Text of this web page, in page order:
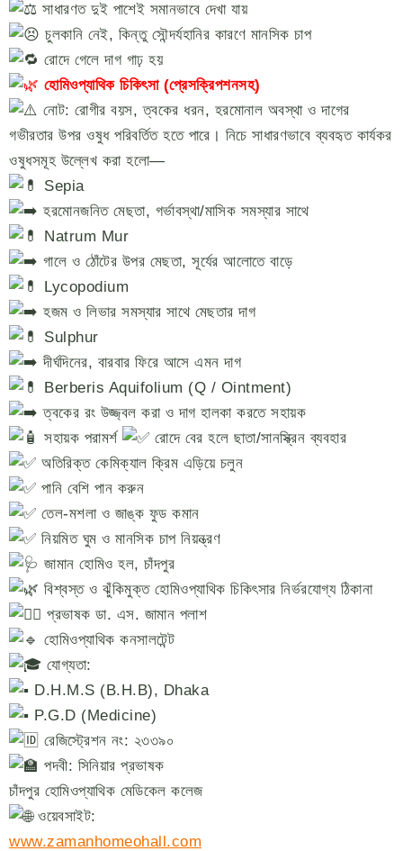
সাধারণত দুই পাশেই সমানভাবে দেখা যায়
চুলকানি নেই, কিন্তু সৌন্দর্যহানির কারণে মানসিক চাপ
রোদে গেলে দাগ গাঢ় হয়
হোমিওপ্যাথিক চিকিৎসা (প্রেসক্রিপশনসহ)
নোট: রোগীর বয়স, ত্বকের ধরন, হরমোনাল অবস্থা ও দাগের
গভীরতার উপর ওষুধ পরিবর্তিত হতে পারে। নিচে সাধারণভাবে ব্যবহৃত কার্যকর
ওষুধসমূহ উল্লেখ করা হলো—
Sepia
হরমোনজনিত মেছতা, গর্ভাবস্থা/মাসিক সমস্যার সাথে
Natrum Mur
গালে ও ঠোঁটের উপর মেছতা, সূর্যের আলোতে বাড়ে
Lycopodium
হজম ও লিভার সমস্যার সাথে মেছতার দাগ
Sulphur
দীর্ঘদিনের, বারবার ফিরে আসে এমন দাগ
Berberis Aquifolium (Q / Ointment)
ত্বকের রং উজ্জ্বল করা ও দাগ হালকা করতে সহায়ক
সহায়ক পরামর্শ
রোদে বের হলে ছাতা/সানস্ক্রিন ব্যবহার
অতিরিক্ত কেমিক্যাল ক্রিম এড়িয়ে চলুন
পানি বেশি পান করুন
তেল-মশলা ও জাঙ্ক ফুড কমান
নিয়মিত ঘুম ও মানসিক চাপ নিয়ন্ত্রণ
জামান হোমিও হল, চাঁদপুর
বিশ্বস্ত ও ঝুঁকিমুক্ত হোমিওপ্যাথিক চিকিৎসার নির্ভরযোগ্য ঠিকানা
প্রভাষক ডা. এস. জামান পলাশ
হোমিওপ্যাথিক কনসালটেন্ট
যোগ্যতা:
D.H.M.S (B.H.B), Dhaka
P.G.D (Medicine)
রেজিস্ট্রেশন নং: ২৩৩৯০
পদবী: সিনিয়ার প্রভাষক
চাঁদপুর হোমিওপ্যাথিক মেডিকেল কলেজ
ওয়েবসাইট:
www.zamanhomeohall.com